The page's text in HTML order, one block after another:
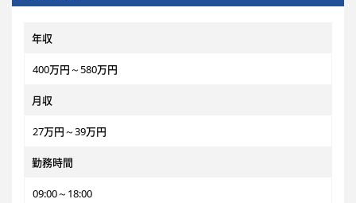
年収
400万円～580万円
月収
27万円～39万円
勤務時間
09:00～18:00